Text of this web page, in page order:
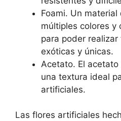
Foami. Un
múltiples colores y
para poder
exóticas y únicas.
Acetato. El
una textura ideal
artificiales.
Las flores artificiales